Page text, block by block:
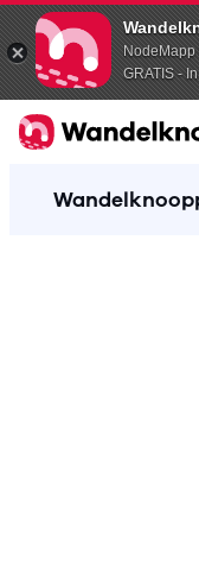
NodeMapp
GRATIS -